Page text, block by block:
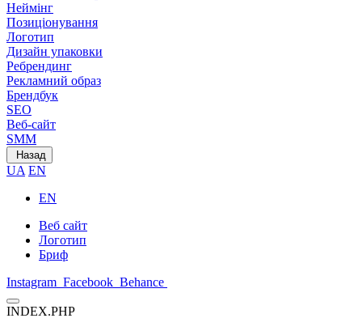
Неймінг
Позиціонування
Логотип
Дизайн упаковки
Ребрендинг
Рекламний образ
Брендбук
SEO
Веб-сайт
SMM
Назад
UA EN
EN
Веб сайт
Логотип
Бриф
Instagram Facebook Behance
INDEX.PHP